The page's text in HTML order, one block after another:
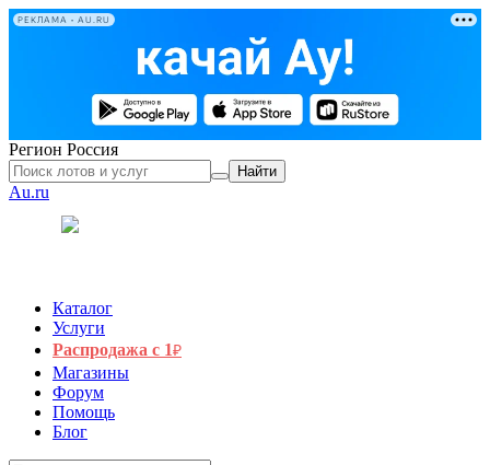
РЕКЛАМА • AU.RU
Регион Россия
Найти
Au.ru
Каталог
Услуги
Распродажа с 1₽
Магазины
Форум
Помощь
Блог